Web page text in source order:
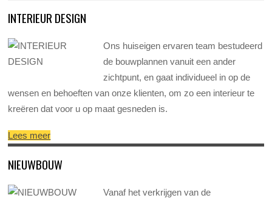
INTERIEUR DESIGN
Ons huiseigen ervaren team bestudeerd
de bouwplannen vanuit een ander
zichtpunt, en gaat individueel in op de
wensen en behoeften van onze klienten, om zo een interieur te
kreëren dat voor u op maat gesneden is.
Lees meer
NIEUWBOUW
Vanaf het verkrijgen van de